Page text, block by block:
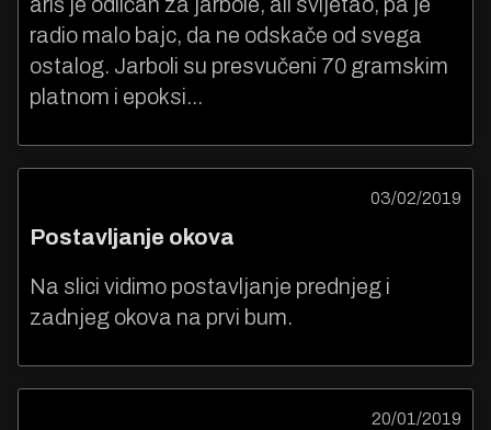
radio malo bajc, da ne odskače od svega
ostalog. Jarboli su presvučeni 70 gramskim
platnom i epoksi...
03/02/2019
Postavljanje okova
Na slici vidimo postavljanje prednjeg i
zadnjeg okova na prvi bum.
20/01/2019